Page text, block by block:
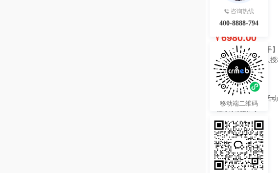
¥ 6980.00
【陀螺匠·企业助手
理系统独立版永久
热度 43
咨询热线
400-8888-794
移动端二维码